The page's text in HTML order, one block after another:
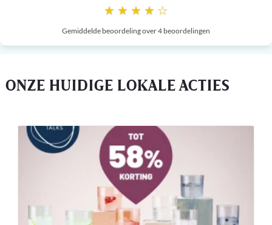
★ ★ ★ ★ ☆
Gemiddelde beoordeling over 4 beoordelingen
ONZE HUIDIGE LOKALE ACTIES